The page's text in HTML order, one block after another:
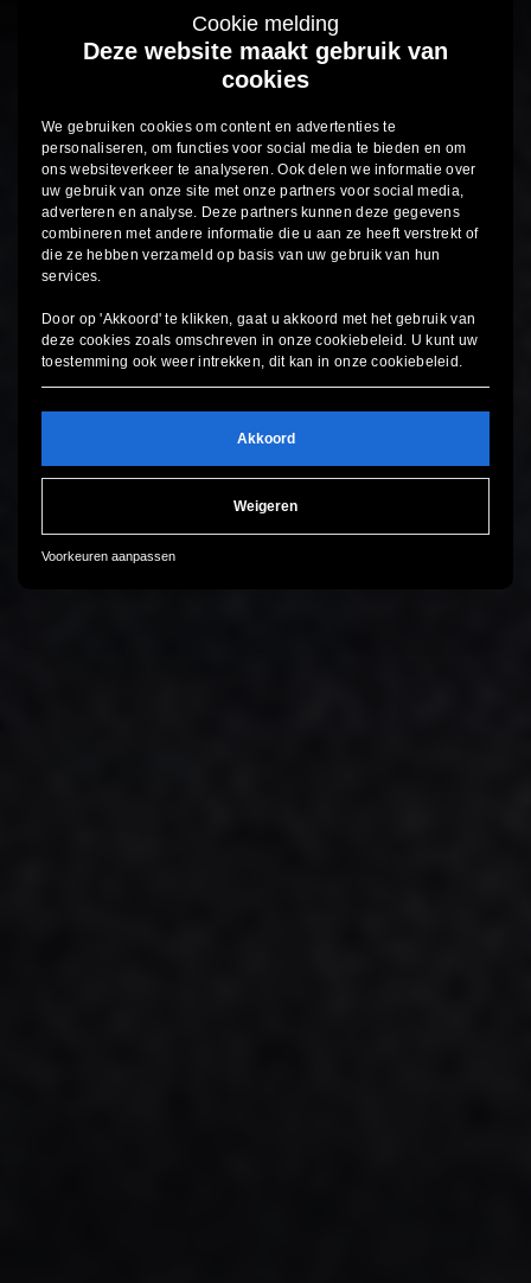
Cookie melding
Deze website maakt gebruik van
cookies
We gebruiken cookies om content en advertenties te
personaliseren, om functies voor social media te bieden en om
ons websiteverkeer te analyseren. Ook delen we informatie over
uw gebruik van onze site met onze partners voor social media,
adverteren en analyse. Deze partners kunnen deze gegevens
combineren met andere informatie die u aan ze heeft verstrekt of
die ze hebben verzameld op basis van uw gebruik van hun
services.
Door op 'Akkoord' te klikken, gaat u akkoord met het gebruik van
deze cookies zoals omschreven in onzecookiebeleid . U kunt uw
toestemming ook weer intrekken, dit kan in onzecookiebeleid .
Akkoord
Weigeren
Voorkeuren aanpassen